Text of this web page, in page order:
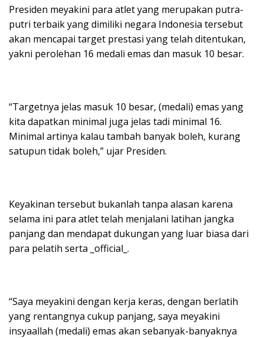
Presiden meyakini para atlet yang merupakan putra-
putri terbaik yang dimiliki negara Indonesia tersebut
akan mencapai target prestasi yang telah ditentukan,
yakni perolehan 16 medali emas dan masuk 10 besar.
“Targetnya jelas masuk 10 besar, (medali) emas yang
kita dapatkan minimal juga jelas tadi minimal 16.
Minimal artinya kalau tambah banyak boleh, kurang
satupun tidak boleh,” ujar Presiden.
Keyakinan tersebut bukanlah tanpa alasan karena
selama ini para atlet telah menjalani latihan jangka
panjang dan mendapat dukungan yang luar biasa dari
para pelatih serta _official_.
“Saya meyakini dengan kerja keras, dengan berlatih
yang rentangnya cukup panjang, saya meyakini
insyaallah (medali) emas akan sebanyak-banyaknya